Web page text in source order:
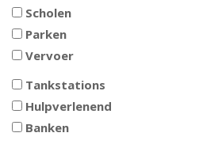
Scholen
Parken
Vervoer
Tankstations
Hulpverlenend
Banken